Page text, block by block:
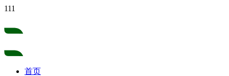
111
首页